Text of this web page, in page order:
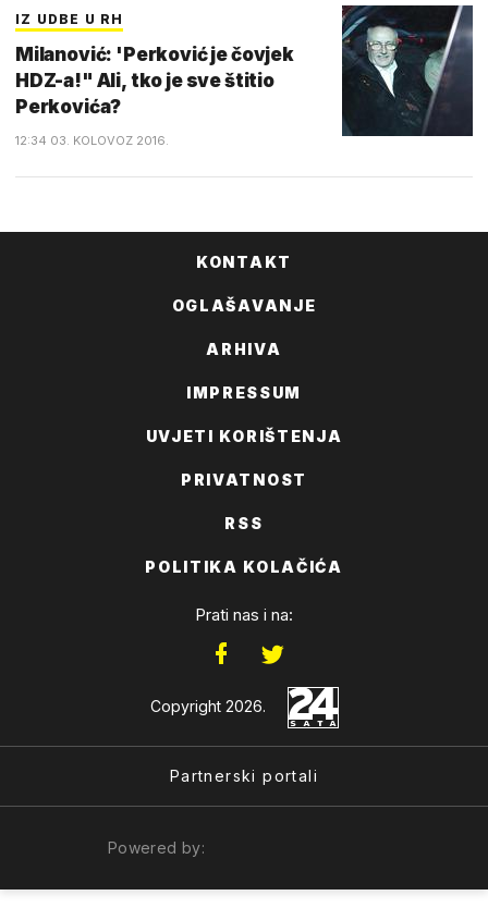
IZ UDBE U RH
Milanović: 'Perković je čovjek
HDZ-a!" Ali, tko je sve štitio
Perkovića?
12:34 03. KOLOVOZ 2016.
KONTAKT
OGLAŠAVANJE
ARHIVA
IMPRESSUM
UVJETI KORIŠTENJA
PRIVATNOST
RSS
POLITIKA KOLAČIĆA
Prati nas i na:
Copyright 2026.
Partnerski portali
Powered by: